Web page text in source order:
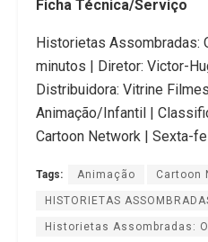
Ficha Técnica/Serviço
Historietas Assombradas:
minutos | Diretor: Victor-
Distribuidora: Vitrine
Animação/Infantil |
Cartoon Network | Sexta-
Tags: Animação Cartoon
HISTORIETAS
Historietas Assombradas: